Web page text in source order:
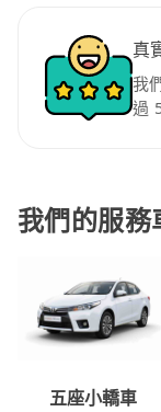
真
我
過
我們的服務
五座小轎車